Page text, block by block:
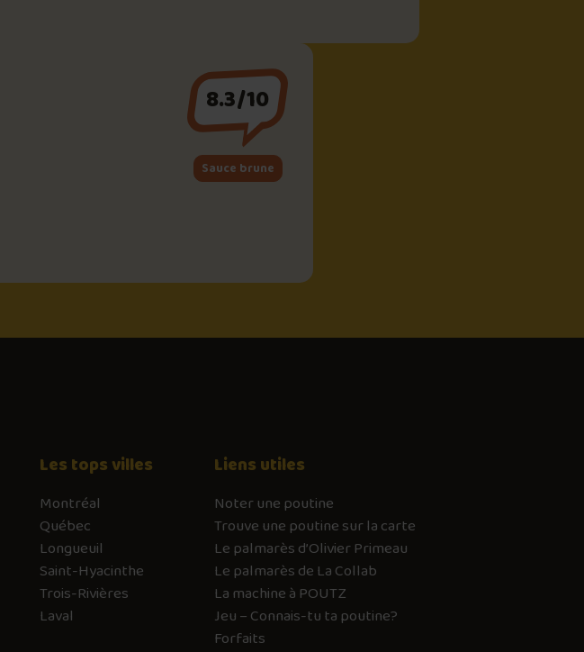
8.3/10
Sauce brune
Les tops villes
Montréal
Québec
Longueuil
Saint-Hyacinthe
Trois-Rivières
Laval
Liens utiles
Noter une poutine
Trouve une poutine sur la carte
Le palmarès d’Olivier Primeau
Le palmarès de La Collab
La machine à POUTZ
Jeu – Connais-tu ta poutine?
Forfaits